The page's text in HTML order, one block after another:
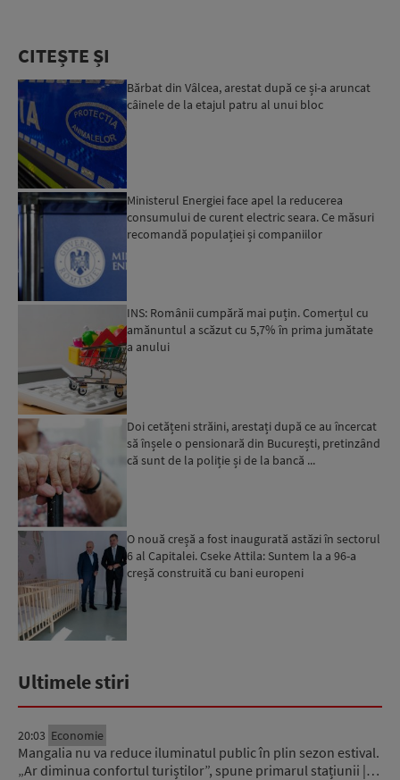
CITEȘTE ȘI
Bărbat din Vâlcea, arestat după ce și-a aruncat
câinele de la etajul patru al unui bloc
Ministerul Energiei face apel la reducerea
consumului de curent electric seara. Ce măsuri
recomandă populației și companiilor
INS: Românii cumpără mai puțin. Comerțul cu
amănuntul a scăzut cu 5,7% în prima jumătate
a anului
Doi cetățeni străini, arestați după ce au încercat
să înșele o pensionară din București, pretinzând
că sunt de la poliție și de la bancă ...
O nouă creșă a fost inaugurată astăzi în sectorul
6 al Capitalei. Cseke Attila: Suntem la a 96-a
creșă construită cu bani europeni
Ultimele stiri
20:03 Economie
Mangalia nu va reduce iluminatul public în plin sezon estival.
„Ar diminua confortul turiștilor”, spune primarul stațiunii |…